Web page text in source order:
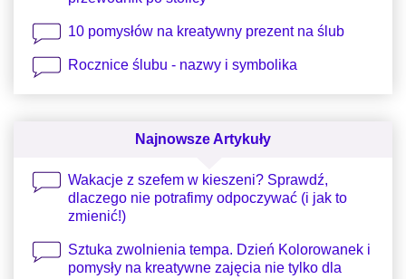
10 pomysłów na kreatywny prezent na ślub
Rocznice ślubu - nazwy i symbolika
Najnowsze Artykuły
Wakacje z szefem w kieszeni? Sprawdź,
dlaczego nie potrafimy odpoczywać (i jak to
zmienić!)
Sztuka zwolnienia tempa. Dzień Kolorowanek i
pomysły na kreatywne zajęcia nie tylko dla